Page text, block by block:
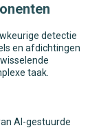
detectie
en afdichtingen
taak.
AI-gestuurde